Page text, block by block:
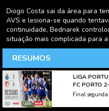
Diogo Costa sai da área para
AVS e lesiona-se quando
continuidade, Bednarek
situação mais complicada para
RESUMOS
LIGA
FC PORTO
Final